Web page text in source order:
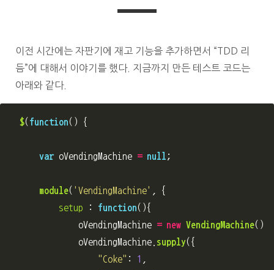
이전 시간에는 자판기에 재고 기능을 추가하면서 “TDD 리
듬”에 대해서 이야기를 했다. 지금까지 만든 테스트 코드는
아래와 같다.
$( function() {
var oVendingMachine = null ;
module( ' VendingMachine'
{
setup
: function(){
oVendingMachine = new VendingMachine();
oVendingMachine supply({
"Coke" : 1